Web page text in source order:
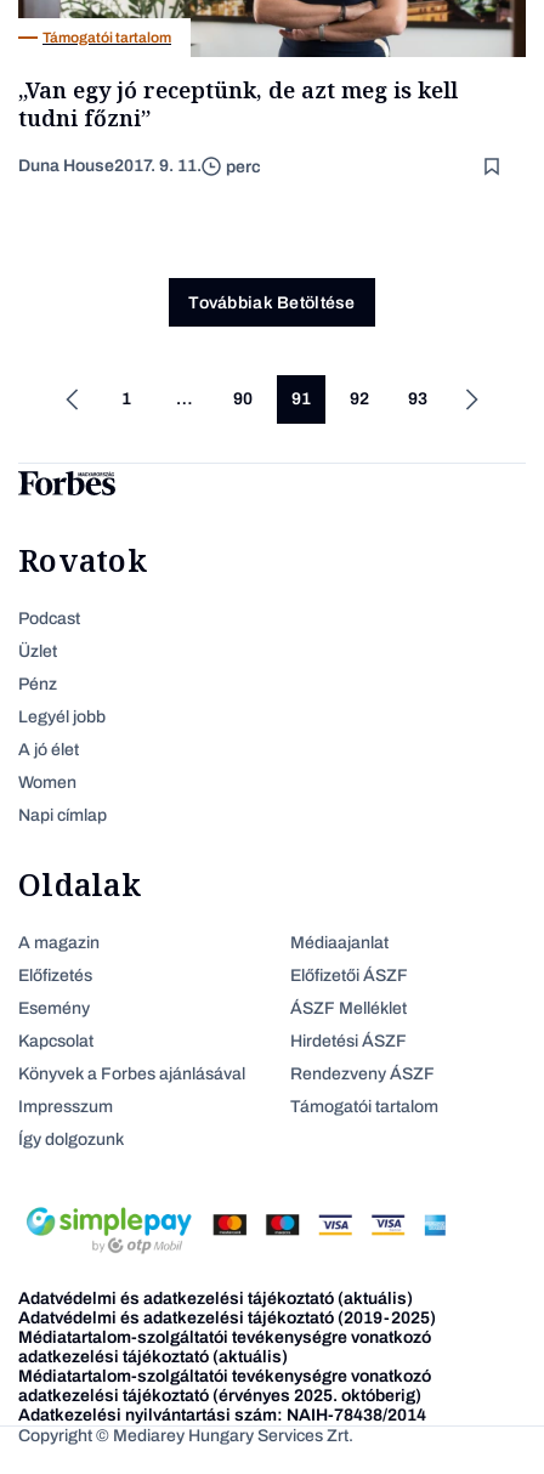
Támogatói tartalom
„Van egy jó receptünk, de azt meg is kell
tudni főzni”
Duna House2017. 9. 11. perc
Továbbiak Betöltése
1 … 90 91 92 93
Rovatok
Podcast
Üzlet
Pénz
Legyél jobb
A jó élet
Women
Napi címlap
Oldalak
A magazin
Előfizetés
Esemény
Kapcsolat
Könyvek a Forbes ajánlásával
Impresszum
Így dolgozunk
Médiaajanlat
Előfizetői ÁSZF
ÁSZF Melléklet
Hirdetési ÁSZF
Rendezveny ÁSZF
Támogatói tartalom
Adatvédelmi és adatkezelési tájékoztató (aktuális)
Adatvédelmi és adatkezelési tájékoztató (2019-2025)
Médiatartalom-szolgáltatói tevékenységre vonatkozó
adatkezelési tájékoztató (aktuális)
Médiatartalom-szolgáltatói tevékenységre vonatkozó
adatkezelési tájékoztató (érvényes 2025. októberig)
Adatkezelési nyilvántartási szám: NAIH-78438/2014
Copyright © Mediarey Hungary Services Zrt.